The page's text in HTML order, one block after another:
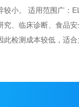
小。 适用范围广：
、临床诊断、食品
检测成本较低，适